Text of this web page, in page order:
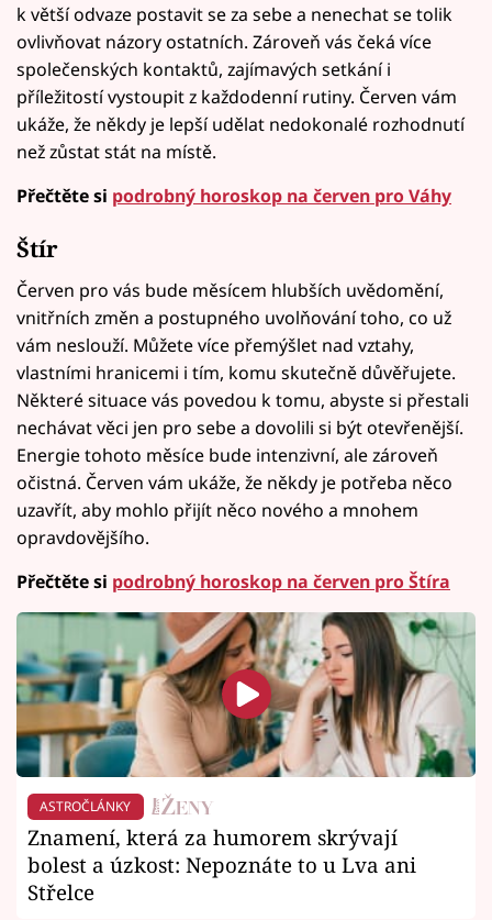
k větší odvaze postavit se za sebe a nenechat se tolik
ovlivňovat názory ostatních. Zároveň vás čeká více
společenských kontaktů, zajímavých setkání i
příležitostí vystoupit z každodenní rutiny. Červen vám
ukáže, že někdy je lepší udělat nedokonalé rozhodnutí
než zůstat stát na místě.
Přečtěte si podrobný horoskop na červen pro Váhy
Štír
Červen pro vás bude měsícem hlubších uvědomění,
vnitřních změn a postupného uvolňování toho, co už
vám neslouží. Můžete více přemýšlet nad vztahy,
vlastními hranicemi i tím, komu skutečně důvěřujete.
Některé situace vás povedou k tomu, abyste si přestali
nechávat věci jen pro sebe a dovolili si být otevřenější.
Energie tohoto měsíce bude intenzivní, ale zároveň
očistná. Červen vám ukáže, že někdy je potřeba něco
uzavřít, aby mohlo přijít něco nového a mnohem
opravdovějšího.
Přečtěte si podrobný horoskop na červen pro Štíra
ASTROČLÁNKY
Znamení, která za humorem skrývají
bolest a úzkost: Nepoznáte to u Lva ani
Střelce